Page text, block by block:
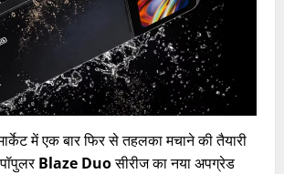
में एक बार फिर से तहलका मचाने की तैयारी
Blaze Duoसीरीज का नया अपग्रेड